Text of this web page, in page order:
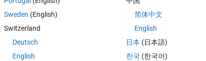
am 22 Mär. 2021
Sweden (English)
Switzerland
Deutsch
English
简体中文
English
日本 (日本語)
한국 (한국어)